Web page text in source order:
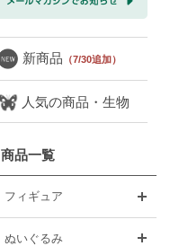
新商品 （7/30追加）
人気の商品・生物
商品一覧
フィギュア
ぬいぐるみ